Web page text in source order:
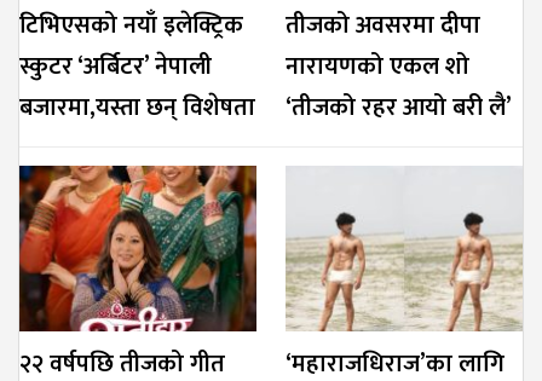
टिभिएसको नयाँ इलेक्ट्रिक
स्कुटर ‘अर्बिटर’ नेपाली
बजारमा,यस्ता छन् विशेषता
तीजको अवसरमा दीपा
नारायणको एकल शो
‘तीजको रहर आयो बरी लै’
२२ वर्षपछि तीजको गीत
‘महाराजधिराज’का लागि